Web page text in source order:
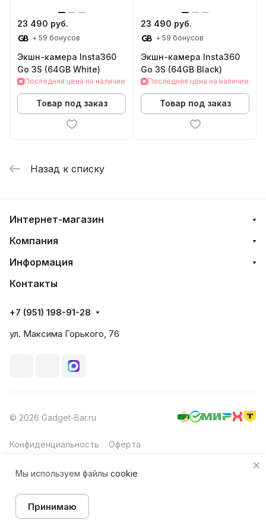
23 490 руб.
+ 59 бонусов
Экшн-камера Insta360
Go 3S (64GB White)
Последняя цена на наличие
Товар под заказ
23 490 руб.
+ 59 бонусов
Экшн-камера Insta360
Go 3S (64GB Black)
Последняя цена на наличие
Товар под заказ
Назад к списку
Главная Каталог
Интернет-магазин
Компания
Информация
Контакты
+7 (951) 198-91-28
ул. Максима Горького, 76
© 2026 Gadget-Bar.ru
Конфиденциальность Оферта
Мы используем файлы cookie
Принимаю